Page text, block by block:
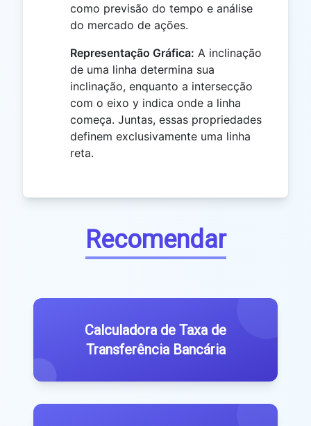
como previsão do tempo e análise
do mercado de ações.
Representação Gráfica: A inclinação
de uma linha determina sua
inclinação, enquanto a intersecção
com o eixo y indica onde a linha
começa. Juntas, essas propriedades
definem exclusivamente uma linha
reta.
Recomendar
Calculadora de Taxa de
Transferência Bancária